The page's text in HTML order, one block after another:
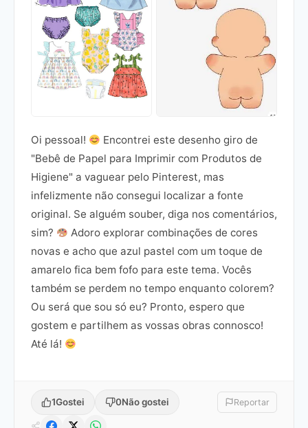
Oi pessoal!
Encontrei este desenho giro de
"Bebê de Papel para Imprimir com Produtos de
Higiene" a vaguear pelo Pinterest, mas
infelizmente não consegui localizar a fonte
original. Se alguém souber, diga nos comentários,
sim?
Adoro explorar combinações de cores
novas e acho que azul pastel com um toque de
amarelo fica bem fofo para este tema. Vocês
também se perdem no tempo enquanto colorem?
Ou será que sou só eu? Pronto, espero que
gostem e partilhem as vossas obras connosco!
Até lá!
1Gostei 0Não gostei Reportar